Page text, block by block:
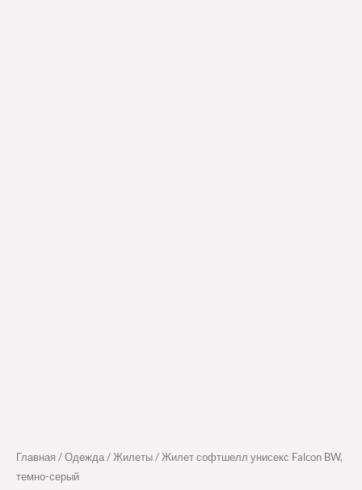
Главная /Одежда/Жилеты/ Жилет софтшелл унисекс Falcon BW,
темно-серый